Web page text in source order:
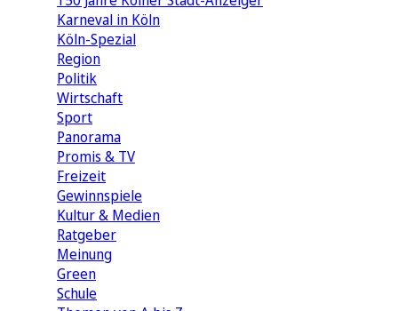
Karneval in Köln
Köln-Spezial
Region
Politik
Wirtschaft
Sport
Panorama
Promis & TV
Freizeit
Gewinnspiele
Kultur & Medien
Ratgeber
Meinung
Green
Schule